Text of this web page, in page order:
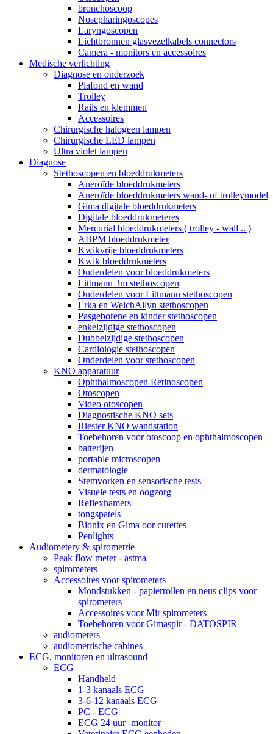
bronchoscoop
Nosepharingoscopes
Laryngoscopen
Lichtbronnen glasvezelkabels connectors
Camera - monitors en accessoires
Medische verlichting
Diagnose en onderzoek
Plafond en wand
Trolley
Rails en klemmen
Accessoires
Chirurgische halogeen lampen
Chirurgische LED lampen
Ultra violet lampen
Diagnose
Stethoscopen en bloeddrukmeters
Aneroïde bloeddrukmeters
Aneroïde bloeddrukmeters wand- of trolleymodel
Gima digitale bloeddrukmeters
Digitale bloeddrukmeteres
Mercurial bloeddrukmeters ( trolley - wall .. )
ABPM bloeddrukmeter
Kwikvrije bloeddrukmeters
Kwik bloeddrukmeters
Onderdelen voor bloeddrukmeters
Littmann 3m stethoscopen
Onderdelen voor Littmann stethoscopen
Erka en WelchAllyn stethoscopen
Pasgeborene en kinder stethoscopen
enkelzijdige stethoscopen
Dubbelzijdige stethoscopen
Cardiologie stethoscopen
Onderdelen voor stethoscopen
KNO apparatuur
Ophthalmoscopen Retinoscopen
Otoscopen
Video otoscopen
Diagnostische KNO sets
Riester KNO wandstation
Toebehoren voor otoscoop en ophthalmoscopen
batterijen
portable microscopen
dermatologie
Stemvorken en sensorische tests
Visuele tests en oogzorg
Reflexhamers
tongspatels
Bionix en Gima oor curettes
Penlights
Audiometery & spirometrie
Peak flow meter - astma
spirometers
Accessoires voor spirometers
Mondstukken - papierrollen en neus clips voor
spirometers
Accessoires voor Mir spirometers
Toebehoren voor Gimaspir - DATOSPIR
audiometers
audiometrische cabines
ECG, monitoren en ultrasound
ECG
Handheld
1-3 kanaals ECG
3-6-12 kanaals ECG
PC - ECG
ECG 24 uur -monitor